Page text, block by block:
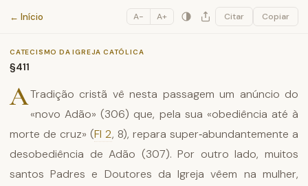
Catecismo da Igreja Católica
← Início A− A+ Citar Copiar
CATECISMO DA IGREJA CATÓLICA
§411
ATradição cristã vê nesta passagem um anúncio do
«novo Adão» (306) que, pela sua «obediência até à
morte de cruz» (Fl 2, 8), repara super‑abundantemente a
desobediência de Adão (307). Por outro lado, muitos
santos Padres e Doutores da Igreja vêem na mulher,